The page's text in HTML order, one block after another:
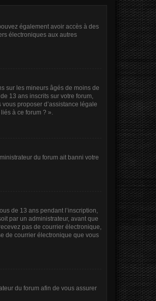
également avoir accès à des
électroniques aux autres
sur les mineurs âgés de moins de
13 ans inscrits sur votre forum,
proposer d’assistance légale
à ce forum ? ».
du forum ait banni votre
de 13 ans pendant l’inscription,
par un administrateur, avant que
pas de courrier électronique,
de courrier électronique que vous
du forum afin de vous assurer